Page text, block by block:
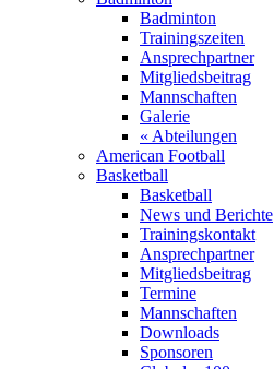
Badminton
Trainingszeiten
Ansprechpartner
Mitgliedsbeitrag
Mannschaften
Galerie
« Abteilungen
American Football
Basketball
Basketball
News und Berichte
Trainingskontakt
Ansprechpartner
Mitgliedsbeitrag
Termine
Mannschaften
Downloads
Sponsoren